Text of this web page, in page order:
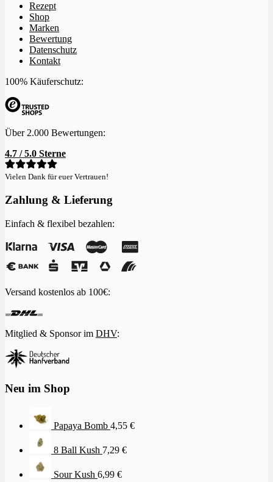
Rezept
Shop
Marken
Bewertung
Datenschutz
Kontakt
100% Käuferschutz:
Über 2.000 Bewertungen:
4.7 / 5.0 Sterne
Vielen Dank für euer Vertrauen!
Zahlung & Lieferung
Einfach & flexibel bezahlen:
Versand kostenlos ab 100€:
Mitglied & Sponsor im DHV:
Neu im Shop
Papaya Bomb 4,55 €
8 Ball Kush 7,29 €
Sour Kush 6,99 €